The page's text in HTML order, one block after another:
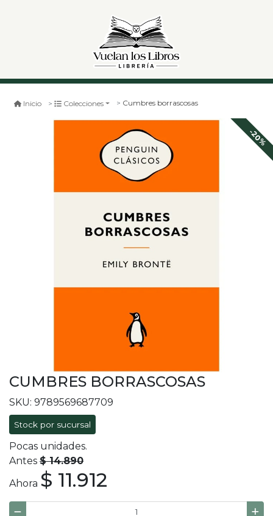
Inicio Colecciones Cumbres borrascosas
-20%
CUMBRES BORRASCOSAS
SKU: 9789569687709
Stock por sucursal
Pocas unidades.
Antes $ 14.890
Ahora $ 11.912